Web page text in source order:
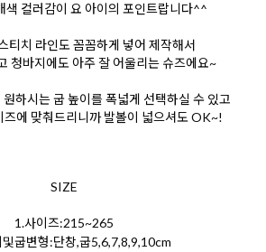
색 컬러감이 요 아이의 포인트랍니다^^
티치 라인도 꼼꼼하게 넣어 제작해서
청바지에도 아주 잘 어울리는 슈즈에요~
하시는 굽 높이를 폭넓게 선택하실 수 있고
즈에 맞춰드리니까 발볼이 넓으셔도 OK~!
SIZE
1.사이즈:215~265
및굽변형:단창,굽5,6,7,8,9,10cm